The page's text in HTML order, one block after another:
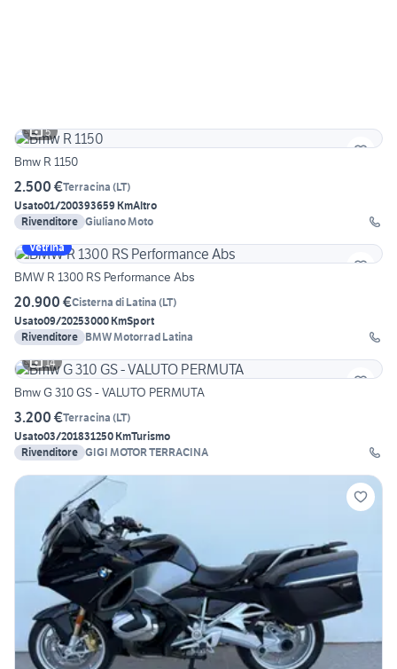
5
Bmw R 1150
2.500 €Terracina (LT)
Usato01/200393659 KmAltro
Rivenditore Giuliano Moto
Vetrina
BMW R 1300 RS Performance Abs
20.900 €Cisterna di Latina (LT)
Usato09/20253000 KmSport
Rivenditore BMW Motorrad Latina
14
Bmw G 310 GS - VALUTO PERMUTA
3.200 €Terracina (LT)
Usato03/201831250 KmTurismo
Rivenditore GIGI MOTOR TERRACINA